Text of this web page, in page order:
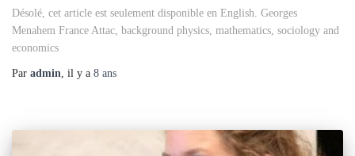
Désolé, cet article est seulement disponible en English. Georges
Menahem France Attac, background physics, mathematics, sociology and
economics
Par admin , il y a 8 ans